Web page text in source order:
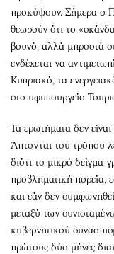
προκύψουν. Σήμερα ο
θεωρούν ότι το
βουνό, αλλά μπροστά
ενδέχεται να
Kυπριακό, τα
στο υφυπουργείο
Τα ερωτήματα δεν
Άπτονται του τρόπου
διότι το μικρό δείγμα
προβληματική πορεία,
και εάν δεν
μεταξύ των
κυβερνητικού
πρώτους δύο μήνες